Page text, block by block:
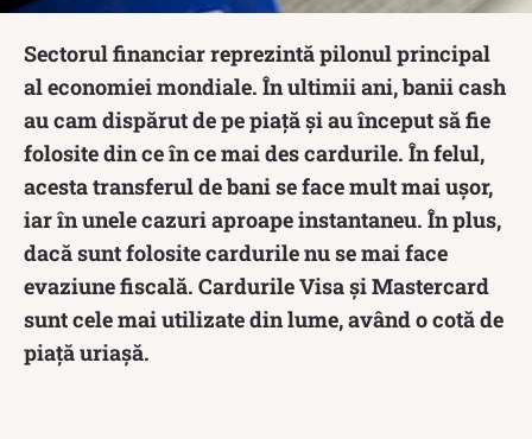
Sectorul financiar reprezintă pilonul principal
al economiei mondiale. În ultimii ani, banii cash
au cam dispărut de pe piață și au început să fie
folosite din ce în ce mai des cardurile. În felul,
acesta transferul de bani se face mult mai ușor,
iar în unele cazuri aproape instantaneu. În plus,
dacă sunt folosite cardurile nu se mai face
evaziune fiscală. Cardurile Visa și Mastercard
sunt cele mai utilizate din lume, având o cotă de
piață uriașă.